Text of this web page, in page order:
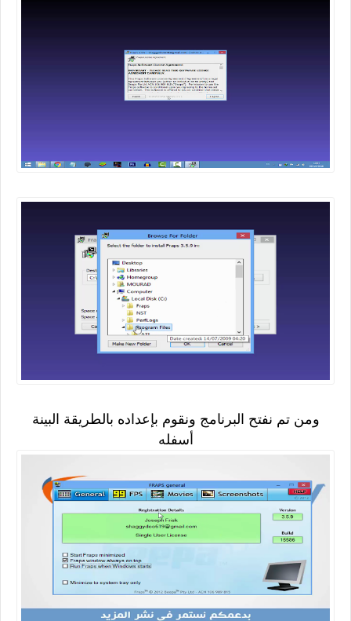
ومن تم نفتح البرنامج ونقوم بإعداده بالطريقة البينة
أسفله